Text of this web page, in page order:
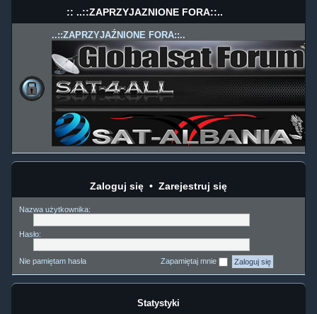
:: ..::ZAPRZYJAŹNIONE FORA::..
..::ZAPRZYJAŹNIONE FORA::..
Zaloguj się • Zarejestruj się
Nazwa użytkownika:
Hasło:
Nie pamiętam hasła Zapamiętaj mnie
Statystyki